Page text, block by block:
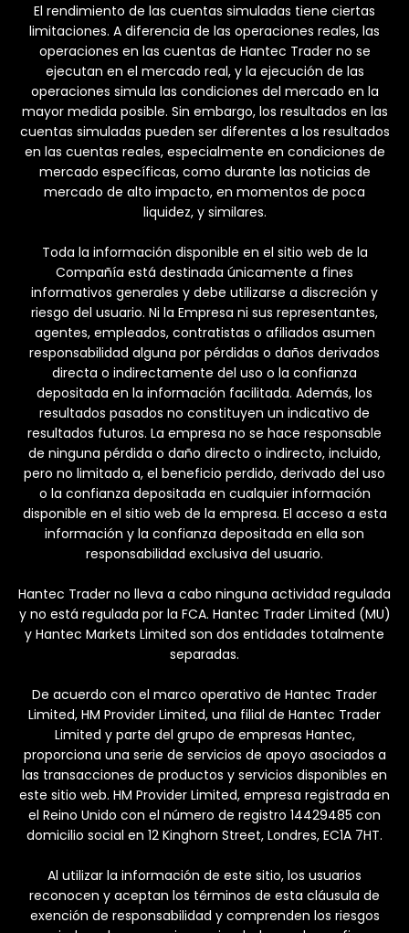
El rendimiento de las cuentas simuladas tiene ciertas
limitaciones. A diferencia de las operaciones reales, las
operaciones en las cuentas de Hantec Trader no se
ejecutan en el mercado real, y la ejecución de las
operaciones simula las condiciones del mercado en la
mayor medida posible. Sin embargo, los resultados en las
cuentas simuladas pueden ser diferentes a los resultados
en las cuentas reales, especialmente en condiciones de
mercado específicas, como durante las noticias de
mercado de alto impacto, en momentos de poca
liquidez, y similares.
Toda la información disponible en el sitio web de la
Compañía está destinada únicamente a fines
informativos generales y debe utilizarse a discreción y
riesgo del usuario. Ni la Empresa ni sus representantes,
agentes, empleados, contratistas o afiliados asumen
responsabilidad alguna por pérdidas o daños derivados
directa o indirectamente del uso o la confianza
depositada en la información facilitada. Además, los
resultados pasados no constituyen un indicativo de
resultados futuros. La empresa no se hace responsable
de ninguna pérdida o daño directo o indirecto, incluido,
pero no limitado a, el beneficio perdido, derivado del uso
o la confianza depositada en cualquier información
disponible en el sitio web de la empresa. El acceso a esta
información y la confianza depositada en ella son
responsabilidad exclusiva del usuario.
Hantec Trader no lleva a cabo ninguna actividad regulada
y no está regulada por la FCA. Hantec Trader Limited (MU)
y Hantec Markets Limited son dos entidades totalmente
separadas.
De acuerdo con el marco operativo de Hantec Trader
Limited, HM Provider Limited, una filial de Hantec Trader
Limited y parte del grupo de empresas Hantec,
proporciona una serie de servicios de apoyo asociados a
las transacciones de productos y servicios disponibles en
este sitio web. HM Provider Limited, empresa registrada en
el Reino Unido con el número de registro 14429485 con
domicilio social en 12 Kinghorn Street, Londres, EC1A 7HT.
Al utilizar la información de este sitio, los usuarios
reconocen y aceptan los términos de esta cláusula de
exención de responsabilidad y comprenden los riesgos